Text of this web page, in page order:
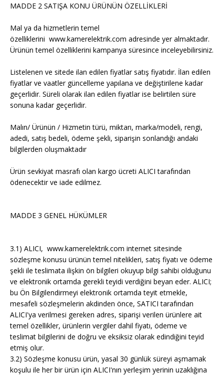
MADDE 2 SATIŞA KONU ÜRÜNÜN ÖZELLİKLERİ
Mal ya da hizmetlerin temel
özelliklerini www.kamerelektrik.com adresinde yer almaktadır.
Ürünün temel özelliklerini kampanya süresince inceleyebilirsiniz.
Listelenen ve sitede ilan edilen fiyatlar satış fiyatıdır. İlan edilen
fiyatlar ve vaatler güncelleme yapılana ve değiştirilene kadar
geçerlidir. Süreli olarak ilan edilen fiyatlar ise belirtilen süre
sonuna kadar geçerlidir.
Malın/ Ürünün / Hizmetin türü, miktarı, marka/modeli, rengi,
adedi, satış bedeli, ödeme şekli, siparişin sonlandığı andaki
bilgilerden oluşmaktadır
Ürün sevkiyat masrafı olan kargo ücreti ALICI tarafından
ödenecektir ve iade edilmez.
MADDE 3 GENEL HÜKÜMLER
3.1) ALICI, www.kamerelektrik.com internet sitesinde
sözleşme konusu ürünün temel nitelikleri, satış fiyatı ve ödeme
şekli ile teslimata ilişkin ön bilgileri okuyup bilgi sahibi olduğunu
ve elektronik ortamda gerekli teyidi verdiğini beyan eder. ALICI;
bu Ön Bilgilendirmeyi elektronik ortamda teyit etmekle,
mesafeli sözleşmelerin akdinden önce, SATICI tarafından
ALICI'ya verilmesi gereken adres, siparişi verilen ürünlere ait
temel özellikler, ürünlerin vergiler dahil fiyatı, ödeme ve
teslimat bilgilerini de doğru ve eksiksiz olarak edindiğini teyid
etmiş olur.
3.2) Sözleşme konusu ürün, yasal 30 günlük süreyi aşmamak
koşulu ile her bir ürün için ALICI'nın yerleşim yerinin uzaklığına